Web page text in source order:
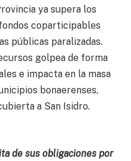
ya supera los
coparticipables
públicas paralizadas.
golpea de forma
e impacta en la masa
bonaerenses,
a San Isidro.
de sus obligaciones por